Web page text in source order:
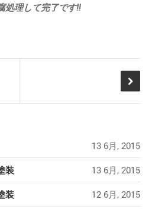
処理して完了です‼
13 6月, 2015
装 13 6月, 2015
装 12 6月, 2015